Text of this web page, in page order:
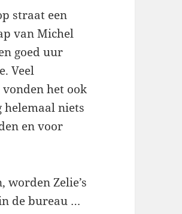
straat een
van Michel
goed uur
Veel
vonden het ook
helemaal niets
en voor
Zelie’s
de bureau …